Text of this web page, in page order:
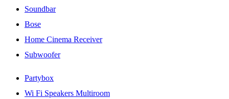
Soundbar
Bose
Home Cinema Receiver
Subwoofer
Partybox
Wi Fi Speakers Multiroom